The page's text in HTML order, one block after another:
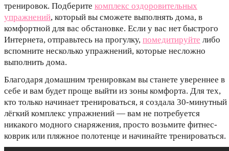
тренировок. Подберите комплекс оздоровительных
упражнений, который вы сможете выполнять дома, в
комфортной для вас обстановке. Если у вас нет быстрого
Интернета, отправьтесь на прогулку, помедитируйте либо
вспомните несколько упражнений, которые несложно
выполнить дома.
Благодаря домашним тренировкам вы станете увереннее в
себе и вам будет проще выйти из зоны комфорта. Для тех,
кто только начинает тренироваться, я создала 30-минутный
лёгкий комплекс упражнений — вам не потребуется
никакого модного снаряжения, просто возьмите фитнес-
коврик или пляжное полотенце и начинайте тренироваться.